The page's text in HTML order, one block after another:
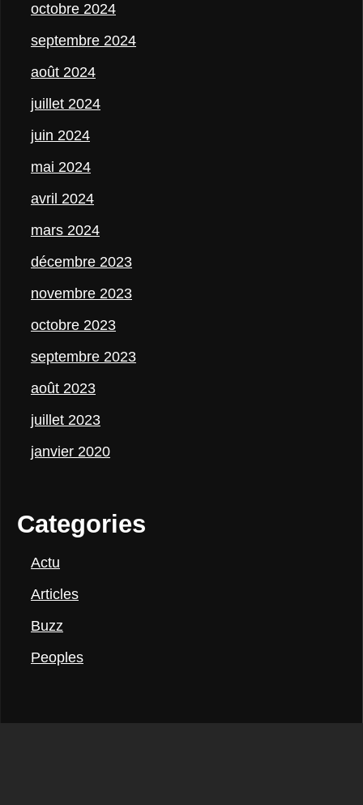
octobre 2024
septembre 2024
août 2024
juillet 2024
juin 2024
mai 2024
avril 2024
mars 2024
décembre 2023
novembre 2023
octobre 2023
septembre 2023
août 2023
juillet 2023
janvier 2020
Categories
Actu
Articles
Buzz
Peoples